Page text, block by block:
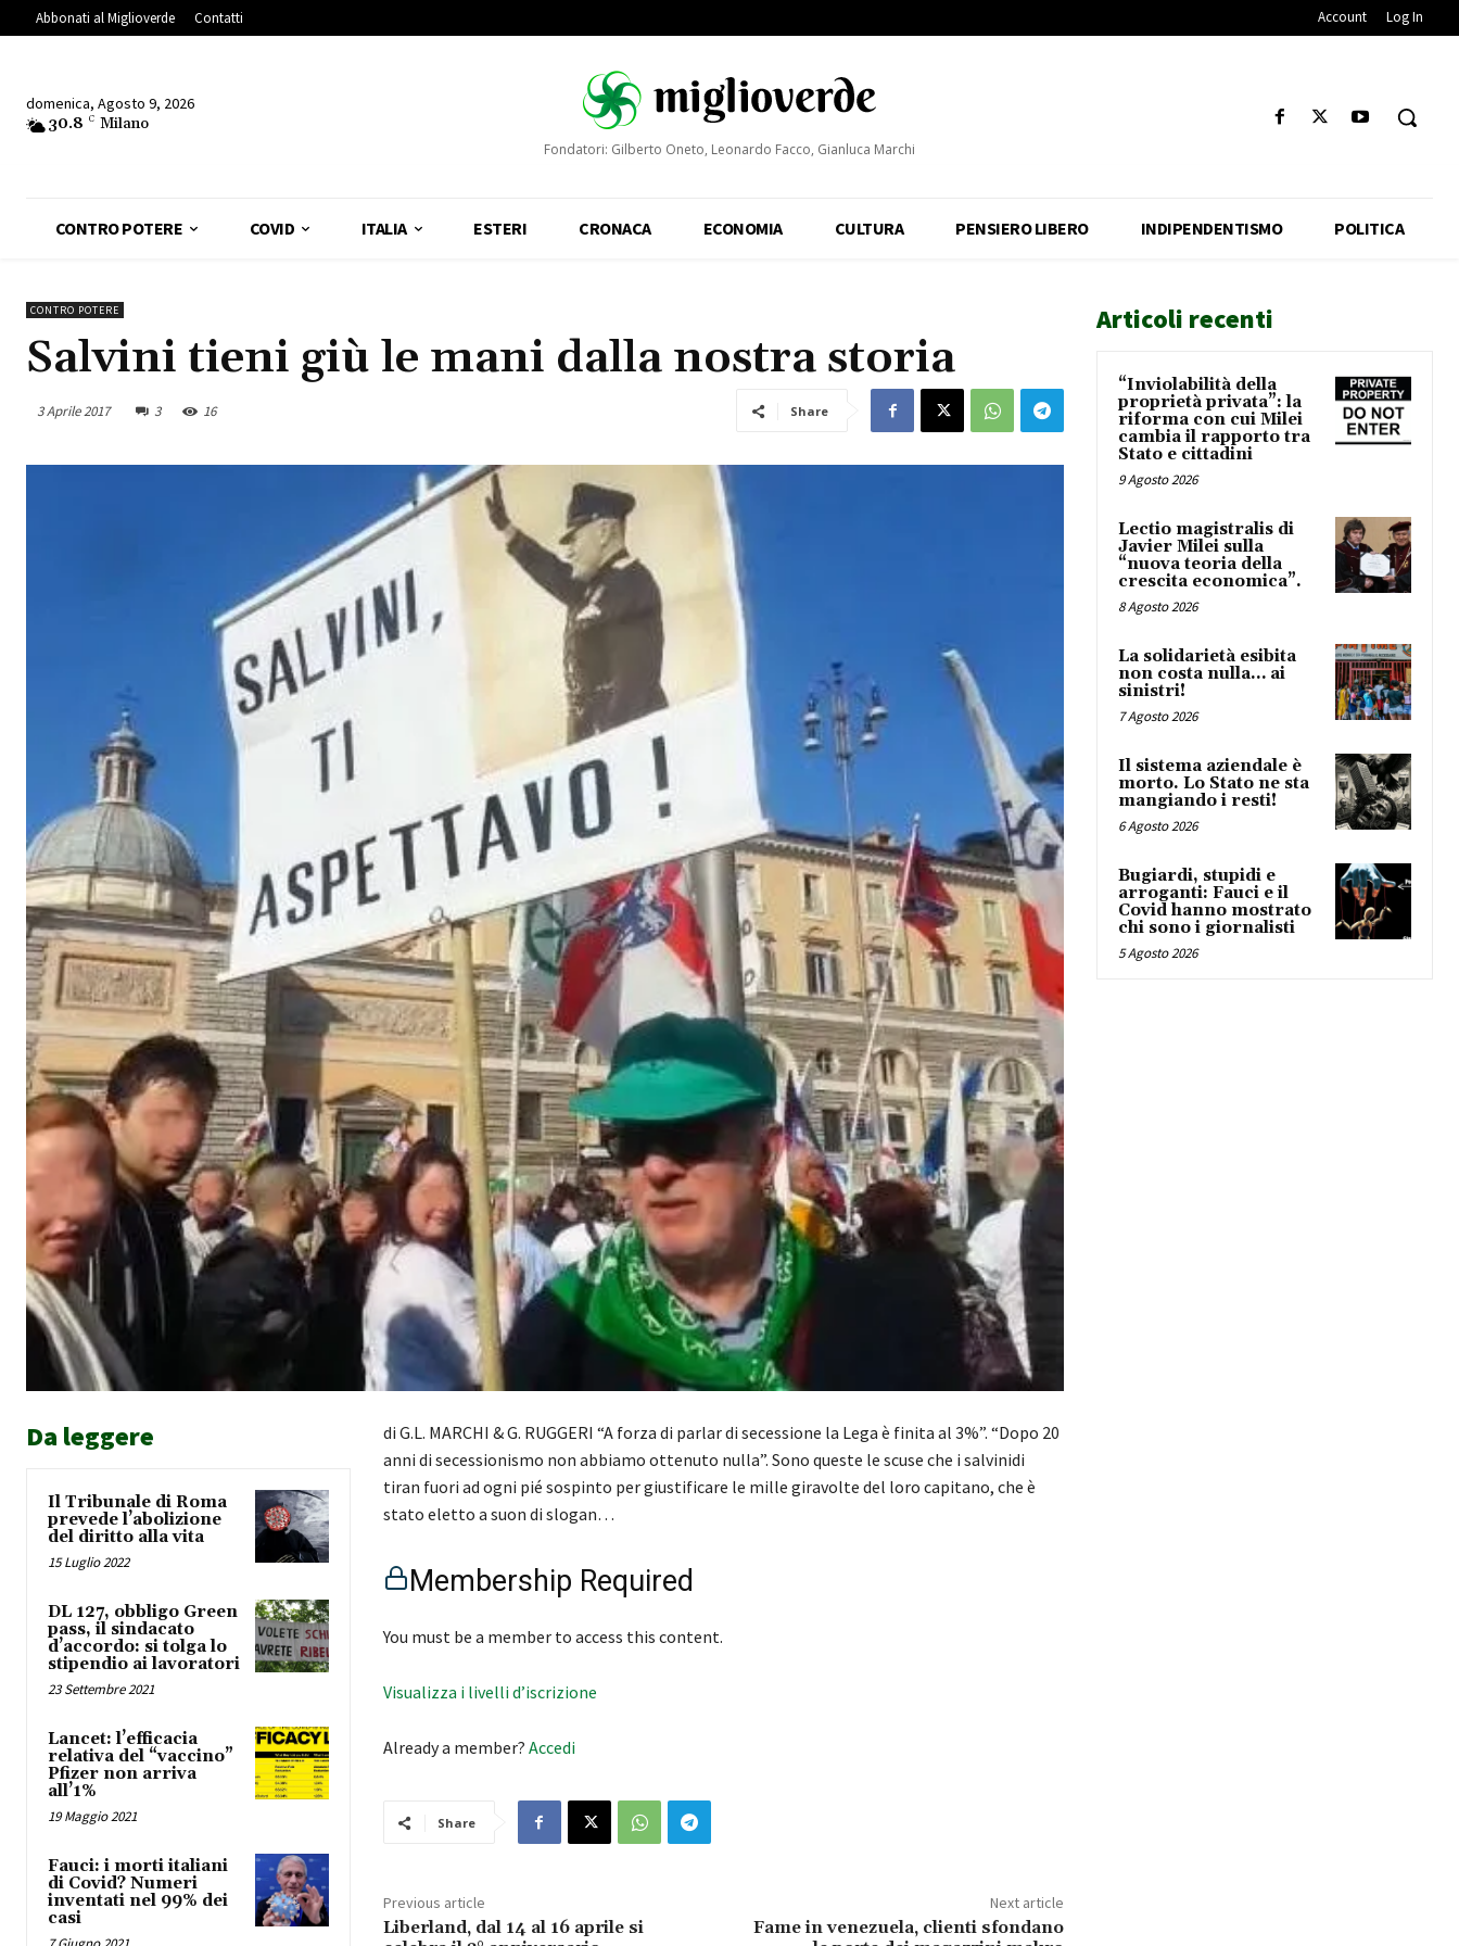
Abbonati al Miglioverde Contatti Account Log In
domenica, Agosto 9, 2026
30.8 C Milano
Fondatori: Gilberto Oneto, Leonardo Facco, Gianluca Marchi
CONTRO POTERE COVID ITALIA ESTERI CRONACA ECONOMIA CULTURA PENSIERO LIBERO INDIPENDENTISMO POLITICA
CONTRO POTERE
Salvini tieni giù le mani dalla nostra storia
3 Aprile 2017 3 16 Share
Da leggere
Il Tribunale di Roma
prevede l’abolizione
del diritto alla vita
15 Luglio 2022
DL 127, obbligo Green
pass, il sindacato
d’accordo: si tolga lo
stipendio ai lavoratori
23 Settembre 2021
Lancet: l’efficacia
relativa del “vaccino”
Pfizer non arriva
all’1%
19 Maggio 2021
Fauci: i morti italiani
di Covid? Numeri
inventati nel 99% dei
casi
di G.L. MARCHI & G. RUGGERI “A forza di parlar di secessione la Lega è finita al 3%”. “Dopo 20
anni di secessionismo non abbiamo ottenuto nulla”. Sono queste le scuse che i salvinidi
tiran fuori ad ogni pié sospinto per giustificare le mille giravolte del loro capitano, che è
stato eletto a suon di slogan…
Membership Required
You must be a member to access this content.
Visualizza i livelli d’iscrizione
Already a member? Accedi
Share
Previous article
Liberland, dal 14 al 16 aprile si
Next article
Fame in venezuela, clienti sfondano
Articoli recenti
“Inviolabilità della
proprietà privata”: la
riforma con cui Milei
cambia il rapporto tra
Stato e cittadini
9 Agosto 2026
Lectio magistralis di
Javier Milei sulla
“nuova teoria della
crescita economica”.
8 Agosto 2026
La solidarietà esibita
non costa nulla… ai
sinistri!
7 Agosto 2026
Il sistema aziendale è
morto. Lo Stato ne sta
mangiando i resti!
6 Agosto 2026
Bugiardi, stupidi e
arroganti: Fauci e il
Covid hanno mostrato
chi sono i giornalisti
5 Agosto 2026